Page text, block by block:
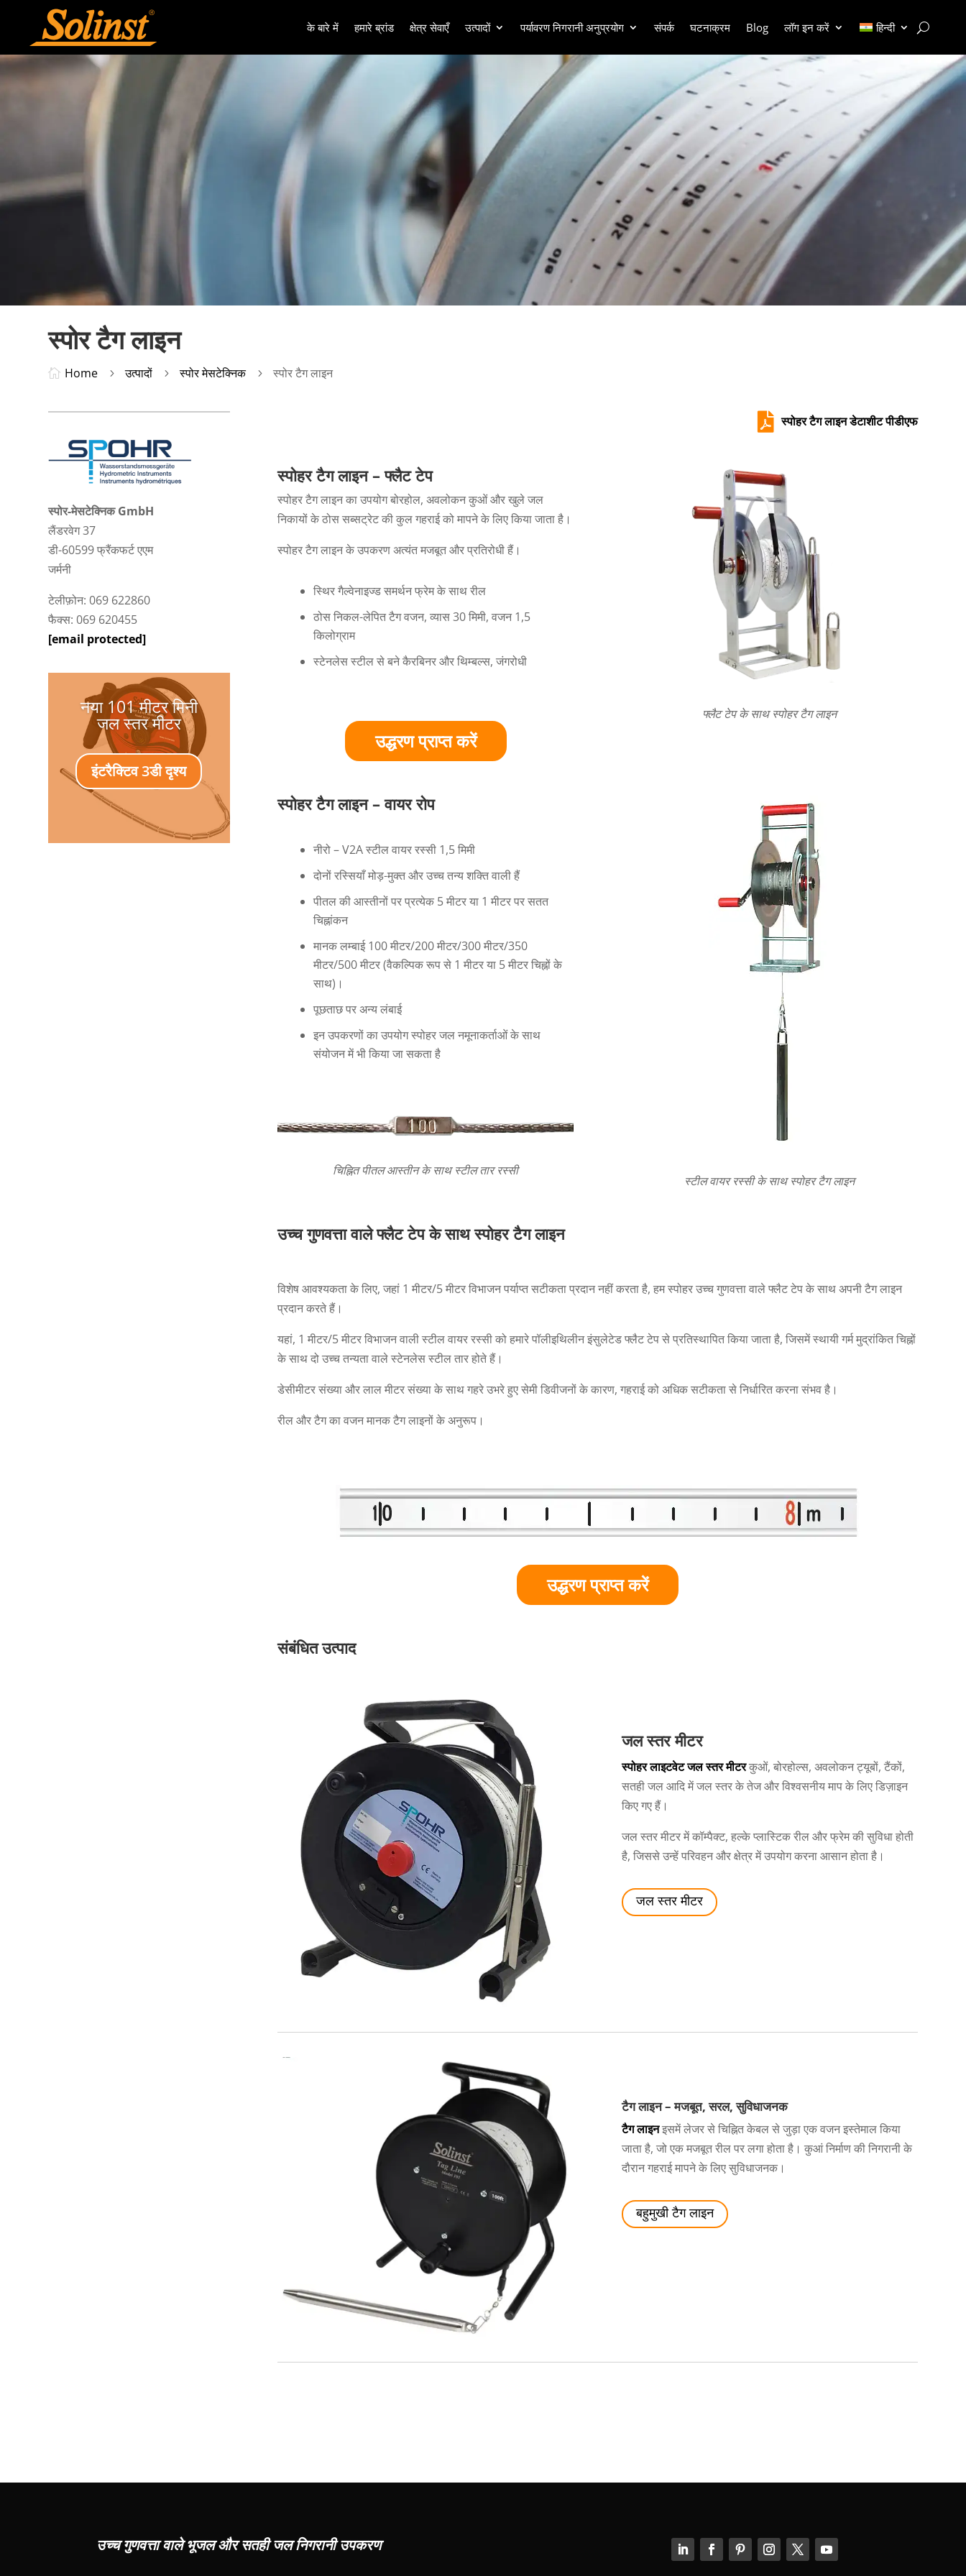
के बारे में हमारे ब्रांड क्षेत्र सेवाएँ उत्पादों पर्यावरण निगरानी अनुप्रयोग संपर्क घटनाक्रम Blog लॉग इन करें हिन्दी
स्पोर टैग लाइन
 Home 5 उत्पादों 5 स्पोर मेसटेक्निक 5 स्पोर टैग लाइन
स्पोर-मेसटेक्निक GmbH
लैंडरवेग 37
डी-60599 फ्रैंकफर्ट एएम
जर्मनी
टेलीफ़ोन: 069 622860
फैक्स: 069 620455
[email protected]
नया 101 मीटर मिनी
जल स्तर मीटर
इंटरैक्टिव 3डी दृश्य
 स्पोहर टैग लाइन डेटाशीट पीडीएफ
स्पोहर टैग लाइन – फ्लैट टेप
स्पोहर टैग लाइन का उपयोग बोरहोल, अवलोकन कुओं और खुले जल
निकायों के ठोस सब्सट्रेट की कुल गहराई को मापने के लिए किया जाता है।
स्पोहर टैग लाइन के उपकरण अत्यंत मजबूत और प्रतिरोधी हैं।
स्थिर गैल्वेनाइज्ड समर्थन फ्रेम के साथ रील
ठोस निकल-लेपित टैग वजन, व्यास 30 मिमी, वजन 1,5
किलोग्राम
स्टेनलेस स्टील से बने कैरबिनर और थिम्बल्स, जंगरोधी
उद्धरण प्राप्त करें
फ्लैट टेप के साथ स्पोहर टैग लाइन
स्पोहर टैग लाइन – वायर रोप
नीरो – V2A स्टील वायर रस्सी 1,5 मिमी
दोनों रस्सियाँ मोड़-मुक्त और उच्च तन्य शक्ति वाली हैं
पीतल की आस्तीनों पर प्रत्येक 5 मीटर या 1 मीटर पर सतत
चिह्नांकन
मानक लम्बाई 100 मीटर/200 मीटर/300 मीटर/350
मीटर/500 मीटर (वैकल्पिक रूप से 1 मीटर या 5 मीटर चिह्नों के
साथ)।
पूछताछ पर अन्य लंबाई
इन उपकरणों का उपयोग स्पोहर जल नमूनाकर्ताओं के साथ
संयोजन में भी किया जा सकता है
चिह्नित पीतल आस्तीन के साथ स्टील तार रस्सी
स्टील वायर रस्सी के साथ स्पोहर टैग लाइन
उच्च गुणवत्ता वाले फ्लैट टेप के साथ स्पोहर टैग लाइन
विशेष आवश्यकता के लिए, जहां 1 मीटर/5 मीटर विभाजन पर्याप्त सटीकता प्रदान नहीं करता है, हम स्पोहर उच्च गुणवत्ता वाले फ्लैट टेप के साथ अपनी टैग लाइन
प्रदान करते हैं।
यहां, 1 मीटर/5 मीटर विभाजन वाली स्टील वायर रस्सी को हमारे पॉलीइथिलीन इंसुलेटेड फ्लैट टेप से प्रतिस्थापित किया जाता है, जिसमें स्थायी गर्म मुद्रांकित चिह्नों
के साथ दो उच्च तन्यता वाले स्टेनलेस स्टील तार होते हैं।
डेसीमीटर संख्या और लाल मीटर संख्या के साथ गहरे उभरे हुए सेमी डिवीजनों के कारण, गहराई को अधिक सटीकता से निर्धारित करना संभव है।
रील और टैग का वजन मानक टैग लाइनों के अनुरूप।
उद्धरण प्राप्त करें
संबंधित उत्पाद
जल स्तर मीटर
स्पोहर लाइटवेट जल स्तर मीटरकुओं, बोरहोल्स, अवलोकन ट्यूबों, टैंकों,
सतही जल आदि में जल स्तर के तेज और विश्वसनीय माप के लिए डिज़ाइन
किए गए हैं।
जल स्तर मीटर में कॉम्पैक्ट, हल्के प्लास्टिक रील और फ्रेम की सुविधा होती
है, जिससे उन्हें परिवहन और क्षेत्र में उपयोग करना आसान होता है।
जल स्तर मीटर
टैग लाइन – मजबूत, सरल, सुविधाजनक
टैग लाइनइसमें लेजर से चिह्नित केबल से जुड़ा एक वजन इस्तेमाल किया
जाता है, जो एक मजबूत रील पर लगा होता है। कुआं निर्माण की निगरानी के
दौरान गहराई मापने के लिए सुविधाजनक।
बहुमुखी टैग लाइन
उच्च गुणवत्ता वाले भूजल और सतही जल निगरानी उपकरण